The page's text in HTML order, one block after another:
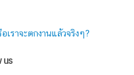
ราจะตกงานแล้วจริงๆ?
us